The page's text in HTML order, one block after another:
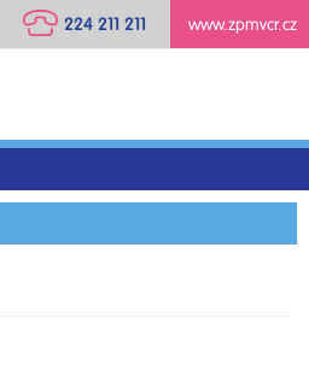
www.zpmvcr.cz
224 211 211